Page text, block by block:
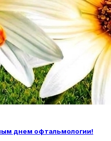
днем офтальмологии!